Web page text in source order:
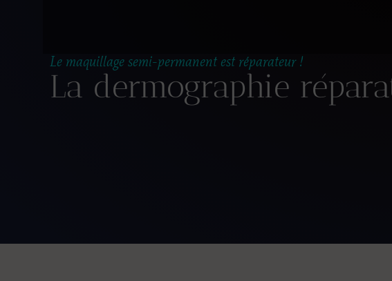
Le maquillage semi-permanent est réparateur !
La dermographie